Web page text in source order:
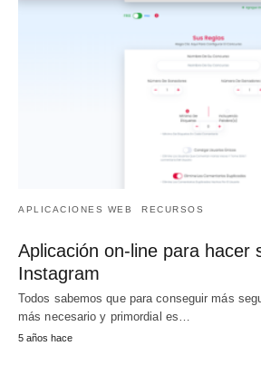
APLICACIONES WEB RECURSOS
Aplicación on-line para hacer
Instagram
Todos sabemos que para conseguir más
más necesario y primordial es…
5 años hace